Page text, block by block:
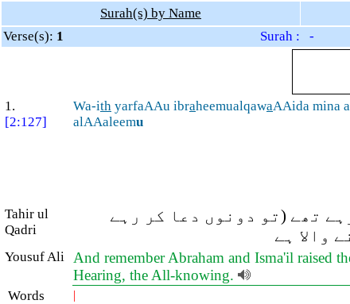
Surah(s) by Name
Verse(s): 1 Surah : -
1.
[2:127]
Wa-ith yarfaAAu ibraheemualqawaAAida mina
alAAaleemu
Tahir ul
Qadri
تھے (تو دونوں دعا کر رہے
والا ہے
Yousuf Ali
And remember Abraham and Isma'il raised
Hearing, the All-knowing.
Words |